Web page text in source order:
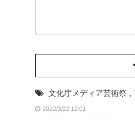
文化庁メディア芸術祭 ,
2022/3/22 12:01